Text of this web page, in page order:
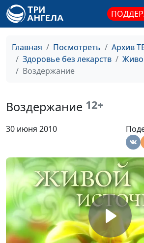
Главная Посмотреть
Архив
Здоровье без лекарств
Воздержание
Воздержание 12+
30 июня 2010
богословия
Хлеб жизни
Анна
Сергеева,
богословия
Необычный
Штиль в душе
Сергеева,
богословия
Податель всех благ
Анна Ронжина,
Сергеева,
богословия
Сила выбора
Анна
Сергеева,
богословия